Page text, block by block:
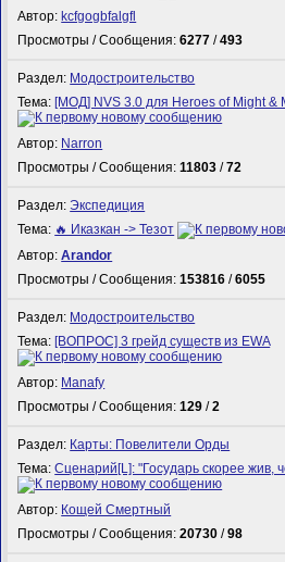
Автор: kcfgogbfalgfl
Просмотры / Сообщения:6277 /493
Раздел: Модостроительство
Тема: [МОД] NVS 3.0 для Heroes of Might &
Автор: Narron
Просмотры / Сообщения:11803 /72
Раздел:Экспедиция
Тема: 🔥 Иказкан -> Тезот
Автор:Arandor
Просмотры / Сообщения:153816 /6055
Раздел: Модостроительство
Тема: [ВОПРОС] 3 грейд существ из EWA
Автор: Manafy
Просмотры / Сообщения:129 /2
Раздел: Карты: Повелители Орды
Тема:Сценарий[L]: "Государь скорее жив,
Автор: Кощей Смертный
Просмотры / Сообщения:20730 /98